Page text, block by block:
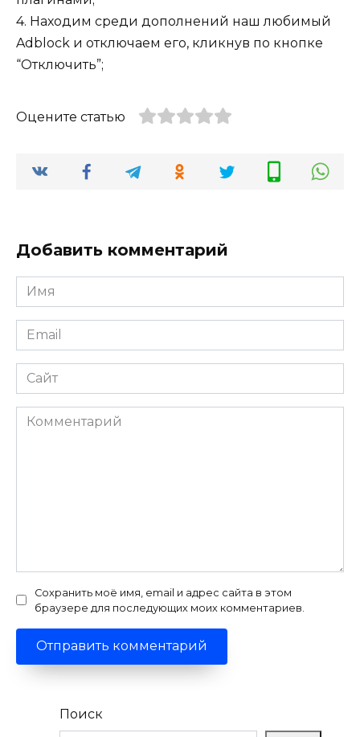
4. Находим среди дополнений наш любимый
Adblock и отключаем его, кликнув по кнопке
“Отключить”;
Оцените статью
Добавить комментарий
Имя
*
Email
*
Сайт
Комментарий
Сохранить моё имя, email и адрес сайта в этом
браузере для последующих моих комментариев.
Поиск